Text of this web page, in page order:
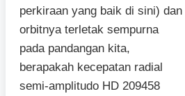
perkiraan yang baik di sini) dan
orbitnya terletak sempurna
pada pandangan kita,
berapakah kecepatan radial
semi-amplitudo HD 209458